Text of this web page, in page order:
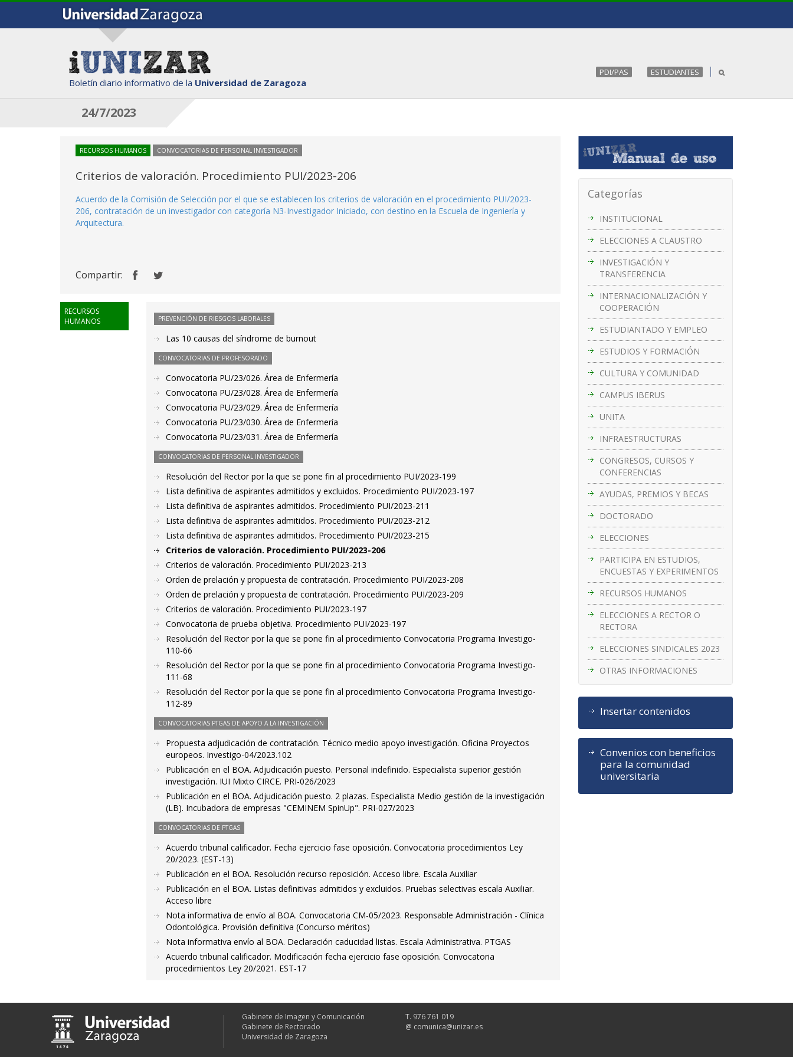
Boletín diario informativo de la Universidad de Zaragoza
PDI/PAS ESTUDIANTES
24/7/2023
Categorías
INSTITUCIONAL
ELECCIONES A CLAUSTRO
INVESTIGACIÓN Y
TRANSFERENCIA
INTERNACIONALIZACIÓN Y
COOPERACIÓN
ESTUDIANTADO Y EMPLEO
ESTUDIOS Y FORMACIÓN
CULTURA Y COMUNIDAD
CAMPUS IBERUS
UNITA
INFRAESTRUCTURAS
CONGRESOS, CURSOS Y
CONFERENCIAS
AYUDAS, PREMIOS Y BECAS
DOCTORADO
ELECCIONES
PARTICIPA EN ESTUDIOS,
ENCUESTAS Y EXPERIMENTOS
RECURSOS HUMANOS
ELECCIONES A RECTOR O
RECTORA
ELECCIONES SINDICALES 2023
OTRAS INFORMACIONES
Insertar contenidos
Convenios con beneficios
para la comunidad
universitaria
RECURSOS HUMANOS CONVOCATORIAS DE PERSONAL INVESTIGADOR
Criterios de valoración. Procedimiento PUI/2023-206
Acuerdo de la Comisión de Selección por el que se establecen los criterios de valoración en el procedimiento PUI/2023-
206, contratación de un investigador con categoría N3-Investigador Iniciado, con destino en la Escuela de Ingeniería y
Arquitectura.
Compartir:
RECURSOS
HUMANOS
PREVENCIÓN DE RIESGOS LABORALES
Las 10 causas del síndrome de burnout
CONVOCATORIAS DE PROFESORADO
Convocatoria PU/23/026. Área de Enfermería
Convocatoria PU/23/028. Área de Enfermería
Convocatoria PU/23/029. Área de Enfermería
Convocatoria PU/23/030. Área de Enfermería
Convocatoria PU/23/031. Área de Enfermería
CONVOCATORIAS DE PERSONAL INVESTIGADOR
Resolución del Rector por la que se pone fin al procedimiento PUI/2023-199
Lista definitiva de aspirantes admitidos y excluidos. Procedimiento PUI/2023-197
Lista definitiva de aspirantes admitidos. Procedimiento PUI/2023-211
Lista definitiva de aspirantes admitidos. Procedimiento PUI/2023-212
Lista definitiva de aspirantes admitidos. Procedimiento PUI/2023-215
Criterios de valoración. Procedimiento PUI/2023-206
Criterios de valoración. Procedimiento PUI/2023-213
Orden de prelación y propuesta de contratación. Procedimiento PUI/2023-208
Orden de prelación y propuesta de contratación. Procedimiento PUI/2023-209
Criterios de valoración. Procedimiento PUI/2023-197
Convocatoria de prueba objetiva. Procedimiento PUI/2023-197
Resolución del Rector por la que se pone fin al procedimiento Convocatoria Programa Investigo-
110-66
Resolución del Rector por la que se pone fin al procedimiento Convocatoria Programa Investigo-
111-68
Resolución del Rector por la que se pone fin al procedimiento Convocatoria Programa Investigo-
112-89
CONVOCATORIAS PTGAS DE APOYO A LA INVESTIGACIÓN
Propuesta adjudicación de contratación. Técnico medio apoyo investigación. Oficina Proyectos
europeos. Investigo-04/2023.102
Publicación en el BOA. Adjudicación puesto. Personal indefinido. Especialista superior gestión
investigación. IUI Mixto CIRCE. PRI-026/2023
Publicación en el BOA. Adjudicación puesto. 2 plazas. Especialista Medio gestión de la investigación
(LB). Incubadora de empresas "CEMINEM SpinUp". PRI-027/2023
CONVOCATORIAS DE PTGAS
Acuerdo tribunal calificador. Fecha ejercicio fase oposición. Convocatoria procedimientos Ley
20/2023. (EST-13)
Publicación en el BOA. Resolución recurso reposición. Acceso libre. Escala Auxiliar
Publicación en el BOA. Listas definitivas admitidos y excluidos. Pruebas selectivas escala Auxiliar.
Acceso libre
Nota informativa de envío al BOA. Convocatoria CM-05/2023. Responsable Administración - Clínica
Odontológica. Provisión definitiva (Concurso méritos)
Nota informativa envío al BOA. Declaración caducidad listas. Escala Administrativa. PTGAS
Acuerdo tribunal calificador. Modificación fecha ejercicio fase oposición. Convocatoria
procedimientos Ley 20/2021. EST-17
Gabinete de Imagen y Comunicación
Gabinete de Rectorado
Universidad de Zaragoza
T. 976 761 019
@ comunica@unizar.es